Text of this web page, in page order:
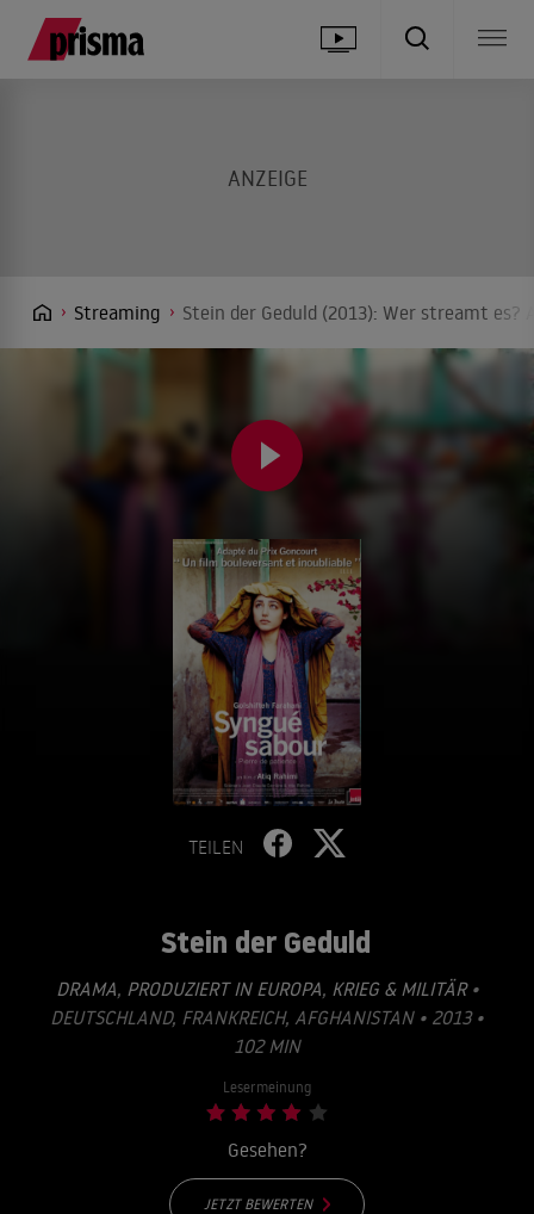
Streaming Stein der Geduld (2013): Wer streamt es?
TEILEN
Stein der Geduld
DRAMA, PRODUZIERT IN EUROPA, KRIEG & MILITÄR•
DEUTSCHLAND, FRANKREICH, AFGHANISTAN • 2013 •
102 MIN
Lesermeinung
Gesehen?
JETZT BEWERTEN